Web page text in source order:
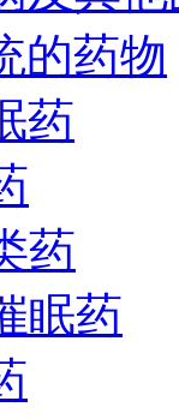
的药物
药
药
眠药